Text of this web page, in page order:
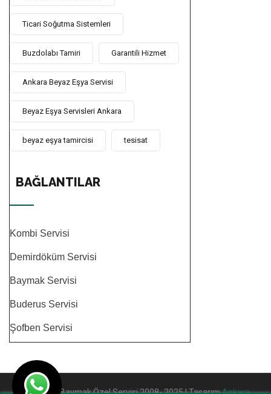
Ticari Soğutma Sistemleri
Buzdolabı Tamiri Garantili Hizmet
Ankara Beyaz Eşya Servisi
Beyaz Eşya Servisleri Ankara
beyaz eşya tamircisi tesisat
BAĞLANTILAR
Kombi Servisi
Demirdöküm Servisi
Baymak Servisi
Buderus Servisi
Şofben Servisi